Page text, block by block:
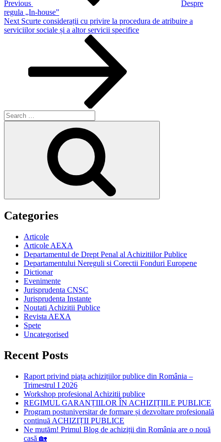
Previous
Despre
regula „In-house”
Next
Post
Next Scurte considerații cu privire la procedura de atribuire a
serviciilor sociale și a altor servicii specifice
Search
for:
Categories
Articole
Articole AEXA
Departamentul de Drept Penal al Achizitiilor Publice
Departamentului Nereguli si Corectii Fonduri Europene
Dictionar
Evenimente
Jurisprudenta CNSC
Jurisprudenta Instante
Noutati Achizitii Publice
Revista AEXA
Spete
Uncategorised
Recent Posts
Raport privind piața achizițiilor publice din România –
Trimestrul I 2026
Workshop profesional Achizitii publice
REGIMUL GARANȚIILOR ÎN ACHIZIȚIILE PUBLICE
Program postuniversitar de formare și dezvoltare profesională
continuă ACHIZIȚII PUBLICE
Ne mutăm! Primul Blog de achiziții din România are o nouă
casă 🏡